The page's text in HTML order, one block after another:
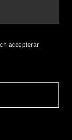
accepterar